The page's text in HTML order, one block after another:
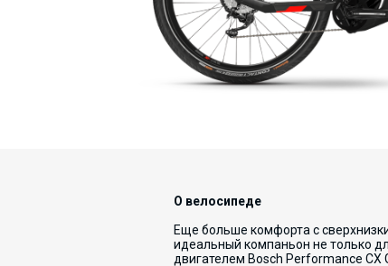
О велосипеде
Еще больше комфорта с
идеальный компаньон не только
двигателем Bosch Performance